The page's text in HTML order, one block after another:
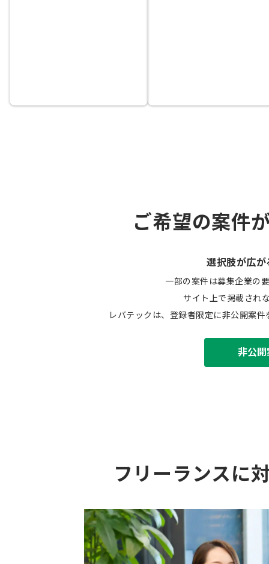
ご希望の案件
選択肢が広が
一部の案件は募集企業の
サイト上で掲載され
レバテックは、登録者限定に非公開案
非公
フリーランスに